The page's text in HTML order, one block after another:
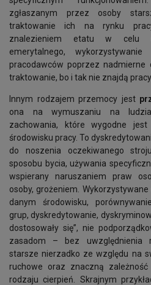
zgłaszanym przez osoby
traktowanie ich na rynku
znalezieniem etatu w celu
emerytalnego,
pracodawców poprzez nadmierne
traktowanie, bo i tak nie znajdą
Innym rodzajem przemocy jest
ona na wymuszaniu na
zachowania, które wygodne
środowisku pracy. To
do noszenia oczekiwanego
sposobu bycia, używania
wspierany naruszaniem praw
osoby, grożeniem.
danym środowisku,
grup, dyskredytowanie,
dostosowały się”, nie
zasadom – bez uwzględnienia
starsze nierzadko ze względu na
ruchowe oraz znaczną
rodzaju cierpień. Skrajnym